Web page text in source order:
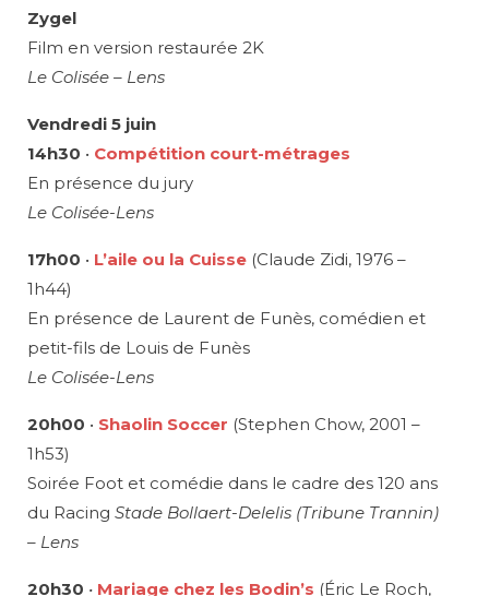
Zygel
Film en version restaurée 2K
Le Colisée – Lens
Vendredi 5 juin
14h30 • Compétition court-métrages
En présence du jury
Le Colisée-Lens
17h00 • L’aile ou la Cuisse (Claude Zidi, 1976 –
1h44)
En présence de Laurent de Funès, comédien et
petit-fils de Louis de Funès
Le Colisée-Lens
20h00 • Shaolin Soccer (Stephen Chow, 2001 –
1h53)
Soirée Foot et comédie dans le cadre des 120 ans
du Racing Stade Bollaert-Delelis (Tribune Trannin)
– Lens
20h30 • Mariage chez les Bodin’s (Éric Le Roch,